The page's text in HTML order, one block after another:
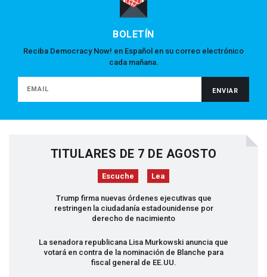
BOLETÍN
Reciba Democracy Now! en Español en su correo electrónico
cada mañana.
TITULARES DE 7 DE AGOSTO
Escuche Lea
Trump firma nuevas órdenes ejecutivas que
restringen la ciudadanía estadounidense por
derecho de nacimiento
La senadora republicana Lisa Murkowski anuncia que
votará en contra de la nominación de Blanche para
fiscal general de EE.UU.